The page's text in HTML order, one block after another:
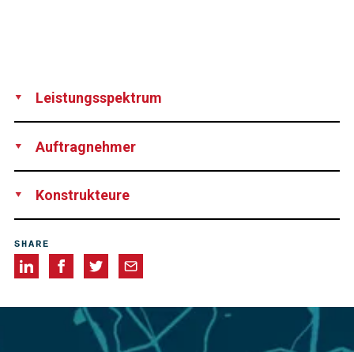
Leistungsspektrum
Auftragnehmer
Konstrukteure
SHARE